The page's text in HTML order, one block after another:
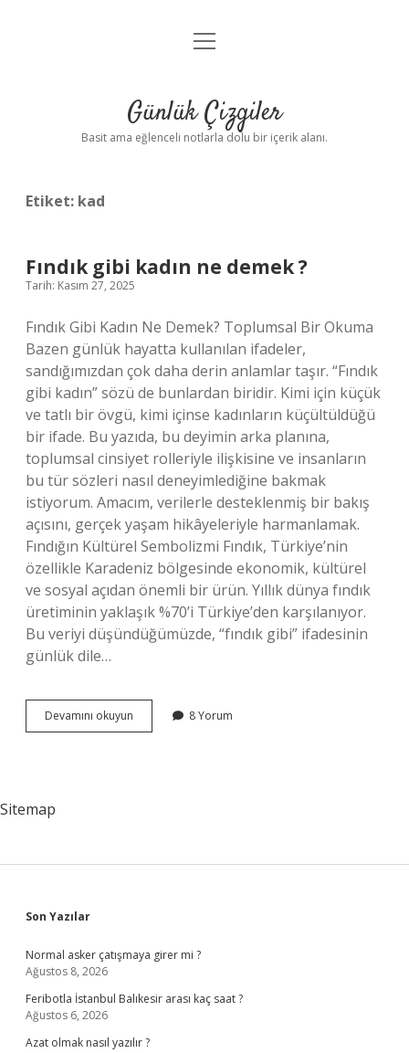
Anasayfa
Yasal Uyarı
menüyü
Günlük Çizgiler
Basit ama eğlenceli notlarla dolu bir içerik alanı.
Etiket: kad
Fındık gibi kadın ne demek ?
Tarih: Kasım 27, 2025
Fındık Gibi Kadın Ne Demek? Toplumsal Bir Okuma
Bazen günlük hayatta kullanılan ifadeler,
sandığımızdan çok daha derin anlamlar taşır. “Fındık
gibi kadın” sözü de bunlardan biridir. Kimi için küçük
ve tatlı bir övgü, kimi içinse kadınların küçültüldüğü
bir ifade. Bu yazıda, bu deyimin arka planına,
toplumsal cinsiyet rolleriyle ilişkisine ve insanların
bu tür sözleri nasıl deneyimlediğine bakmak
istiyorum. Amacım, verilerle desteklenmiş bir bakış
açısını, gerçek yaşam hikâyeleriyle harmanlamak.
Fındığın Kültürel Sembolizmi Fındık, Türkiye’nin
özellikle Karadeniz bölgesinde ekonomik, kültürel
ve sosyal açıdan önemli bir ürün. Yıllık dünya fındık
üretiminin yaklaşık %70’i Türkiye’den karşılanıyor.
Bu veriyi düşündüğümüzde, “fındık gibi” ifadesinin
günlük dile…
Devamını okuyun
gibi
8 Yorum
Sitemap
Sidebar
Son Yazılar
Normal asker çatışmaya girer mi ?
Ağustos 8, 2026
Feribotla İstanbul Balıkesir arası kaç saat ?
Ağustos 6, 2026
Azat olmak nasıl yazılır ?